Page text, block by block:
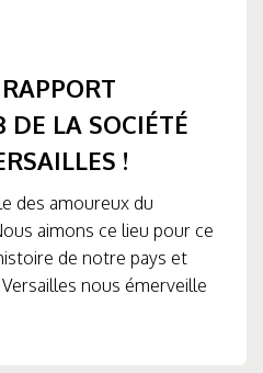
DE LA SOCIÉTÉ
!
des amoureux du
aimons ce lieu pour ce
de notre pays et
nous émerveille